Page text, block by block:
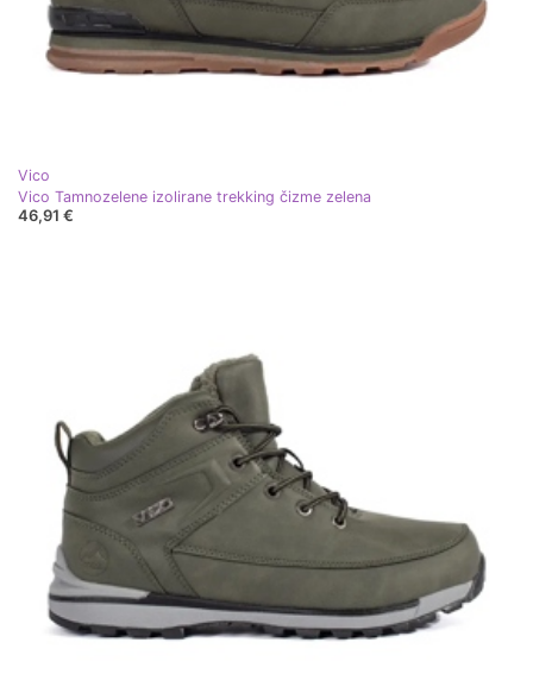
Vico
Vico Tamnozelene izolirane trekking čizme zelena
46,91 €